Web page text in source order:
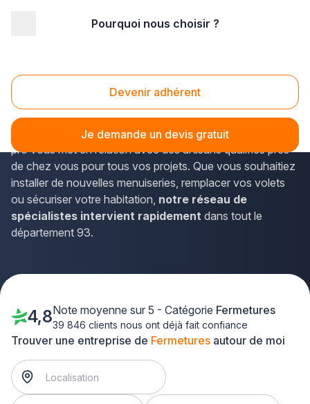
Pourquoi nous choisir ?
Devenir adhérent
Je demande un devis gratuit
Fermetures Seine St Denis (93)
Vous recherchez un professionnel desfermeturesde
confiance en Seine-Saint-Denis ? La solution Plus que
pro vous met en relation avec des artisans qualifiés près
de chez vous pour tous vos projets. Que vous souhaitiez
installer de nouvelles menuiseries, remplacer vos volets
ou sécuriser votre habitation, notre réseau de
spécialistes intervient rapidement dans tout le
département 93.
Trouver une entreprise de Fermetures autour de moi
4,8Note moyenne sur 5 - Catégorie Fermetures
39 846 clients nous ont déjà fait confiance